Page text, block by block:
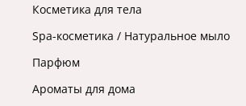
Косметика для тела
Spa-косметика / Натуральное мыло
Парфюм
Ароматы для дома